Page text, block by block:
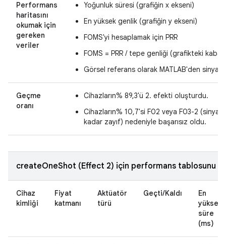
Performans
haritasını
okumak için
gereken
veriler
Yoğunluk süresi (grafiğin x ekseni)
En yüksek genlik (grafiğin y ekseni)
FOMS'yi hesaplamak için PRR
FOMS = PRR / tepe genliği (grafikteki
Görsel referans olarak MATLAB'den sinyal
Geçme
oranı
Cihazların% 89,3'ü 2. efekti oluşturdu.
Cihazların% 10,7'si F02 veya F03-2
kadar zayıf) nedeniyle başarısız oldu.
createOneShot (Effect 2) için performans tablosunu
Cihaz
kimliği
Fiyat
katmanı
Aktüatör
türü
Geçti/Kaldı
En
yüksek
süre
(ms)